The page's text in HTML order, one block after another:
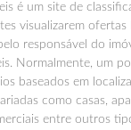
é um site de
visualizarem ofertas
responsável do
Normalmente, um
baseados em
como casas,
entre outros